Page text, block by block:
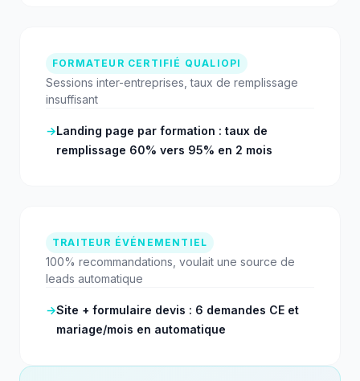
FORMATEUR CERTIFIÉ QUALIOPI
Sessions inter-entreprises, taux de remplissage
insuffisant
→Landing page par formation : taux de
remplissage 60% vers 95% en 2 mois
TRAITEUR ÉVÉNEMENTIEL
100% recommandations, voulait une source de
leads automatique
→Site + formulaire devis : 6 demandes CE et
mariage/mois en automatique